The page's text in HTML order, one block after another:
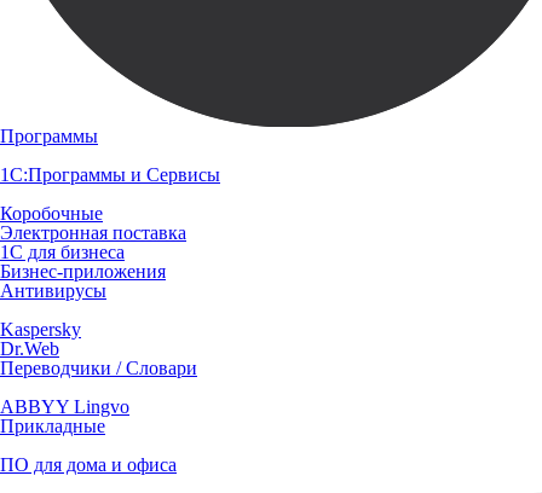
Программы
1С:Программы и Сервисы
Коробочные
Электронная поставка
1С для бизнеса
Бизнес-приложения
Антивирусы
Kaspersky
Dr.Web
Переводчики / Словари
ABBYY Lingvo
Прикладные
ПО для дома и офиса